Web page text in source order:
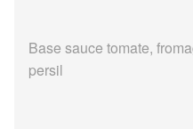
Base sauce tomate,
persil